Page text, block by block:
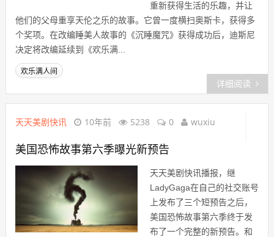
重新获得生活的乐趣，并让
他们的父母重享天伦之乐的故事。它曾一度横扫奥斯卡，获得多
个奖项。在改编睡美人故事的《沉睡魔咒》获得成功后，迪斯尼
决定将改编延续到《欢乐满...
欢乐满人间
详细阅读
天天美剧快讯 10年前 5238 0 wuxiu
美国恐怖故事第六季曝光新预告
天天美剧快讯播报，继
LadyGaga在自己的社交账号
上发布了三个短预告之后，
美国恐怖故事第六季终于发
布了一个完整的新预告。和